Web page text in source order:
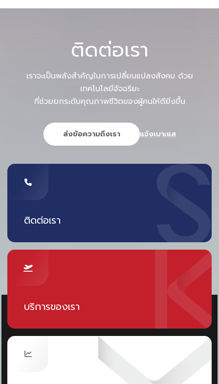
ส่วนบุคคล พ.ศ.2562 หรือ PDPA พร้อมรับรองความ
มาตรฐานสากล CSA-Star Level 2 และ
ปลอดภัยให้กับผู้ใช้งานและเจ้าของธุรกิจ
ทั้งนี้ สกาย ไอซีที และ AppMan มุ่งเจาะกลุ่มเป้าหมาย
ทั้งหน่วยงานภาครัฐและภาคเอกชนที่ต้องการระบบ
ยืนยันตัวตนผู้ใช้งานในหลากหลายธุรกิจ อาทิ ธุรกิจ
การศึกษา ธุรกิจอีคอมเมิร์ซ ธุรกิจบริการสุขภาพผ่าน
Telemedicine รวมถึงธุรกิจที่เกี่ยวข้องกับ FinTech
เช่น ธุรกิจการเงิน ธุรกิจประกันภัย ธุรกิจนายหน้าซื้อ
ขายหลักทรัพย์ ซึ่งต้องการความปลอดภัยขั้นสูงเพื่อ
ป้องกันอาชญากรรมการเงิน ล่าสุด ทั้ง 2 บริษัทได้รับ
ความไว้วางใจจากบริษัท บิทคับ บล็อคเชน เทคโนโลยี
จำกัดในการพัฒนา e-KYC บนแพลตฟอร์มสินทรัพย์
ดิจิทัล รองรับการขยายตัวของผู้ใช้งานที่มีแนวโน้มเพิ่ม
ขึ้นต่อเนื่อง
ติดต่อเรา
เราจะเป็นพลังสำคัญในการเปลี่ยนแปลงสังคม ด้วย
เทคโนโลยีอัจฉริยะ
ที่ช่วยยกระดับคุณภาพชีวิตของผู้คนให้ดียิ่งขึ้น
ส่งข้อความถึงเรา แจ้งเบาะแส
ติดต่อเรา
บริการของเรา